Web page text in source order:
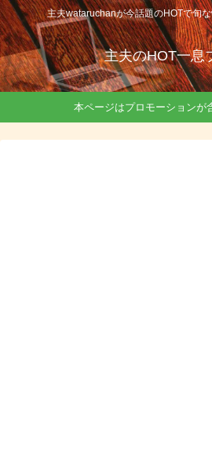
主夫wataruchanが今話題のHOTで旬
主夫のHOT一息
本ページはプロモーションが